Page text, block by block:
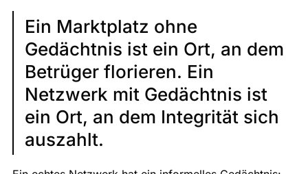
Ein Marktplatz ohne
Gedächtnis ist ein Ort, an dem
Betrüger florieren. Ein
Netzwerk mit Gedächtnis ist
ein Ort, an dem Integrität sich
auszahlt.